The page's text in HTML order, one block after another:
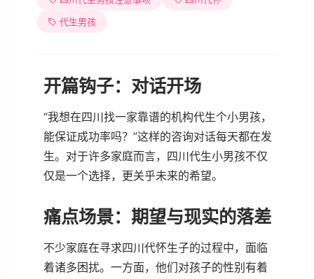
代生男孩
开篇钩子：对话开场
“我想在四川找一家靠谱的机构代生个小男孩，
能保证成功率吗？”这样的咨询对话每天都在发
生。对于许多家庭而言，四川代生小男孩不仅
仅是一个选择，更关乎未来的希望。
痛点场景：期望与现实的落差
不少家庭在寻求四川代怀生子的过程中，面临
着诸多困扰。一方面，他们对孩子的性别有着